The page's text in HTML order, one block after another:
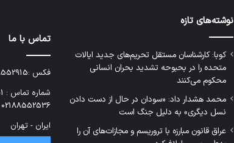
نوشته‌های تازه
کوبا: کارشناسان مستقل تحریم‌های جدید ایالات
متحده را در بحبوحه تشدید بحران انسانی
محکوم می‌کنند
محمد هشدار داد: «سودان در حال از دست دادن
نسل دیگری» به دلیل جنگ است
عراق قانون مبارزه با تروریسم و مجازات‌های آن را
تماس با ما
فکس :02188552915
02188552536
ایران - تهران